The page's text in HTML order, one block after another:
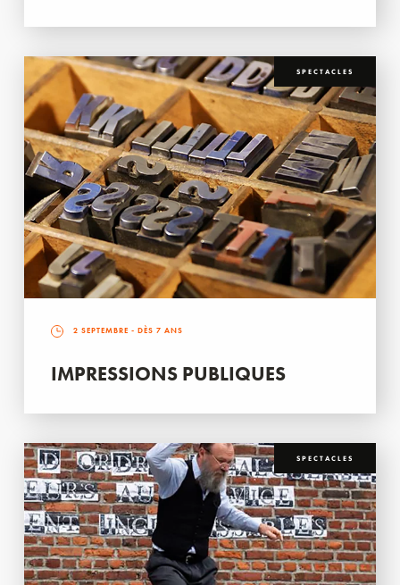
SPECTACLES
2 SEPTEMBRE - DÈS 7 ANS
IMPRESSIONS PUBLIQUES
SPECTACLES